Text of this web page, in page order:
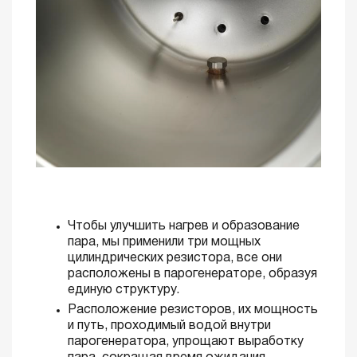
Чтобы улучшить нагрев и образование
пара, мы применили три мощных
цилиндрических резистора, все они
расположены в парогенераторе, образуя
единую структуру.
Расположение резисторов, их мощность
и путь, проходимый водой внутри
парогенератора, упрощают выработку